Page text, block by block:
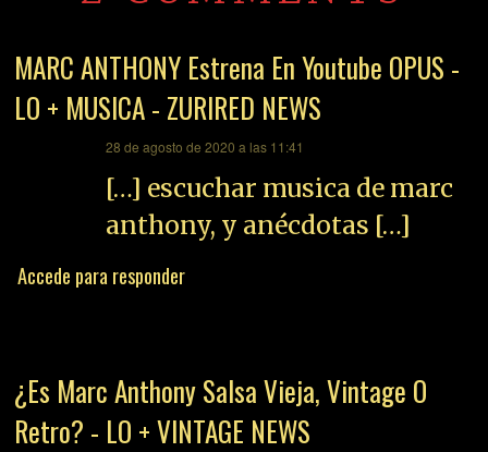
MARC ANTHONY Estrena En Youtube OPUS -
LO + MUSICA - ZURIRED NEWS
28 de agosto de 2020 a las 11:41
[…] escuchar musica de marc
anthony, y anécdotas […]
Accede para responder
¿Es Marc Anthony Salsa Vieja, Vintage O
Retro? - LO + VINTAGE NEWS